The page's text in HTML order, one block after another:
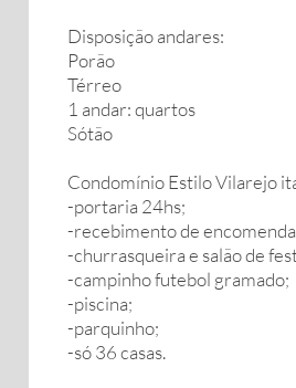
Disposição andares:
Porão
Térreo
1 andar: quartos
Sótão
Condomínio Estilo Vilarejo
-portaria 24hs;
-recebimento de
-churrasqueira e salão de
-campinho futebol gramado;
-piscina;
-parquinho;
-só 36 casas.